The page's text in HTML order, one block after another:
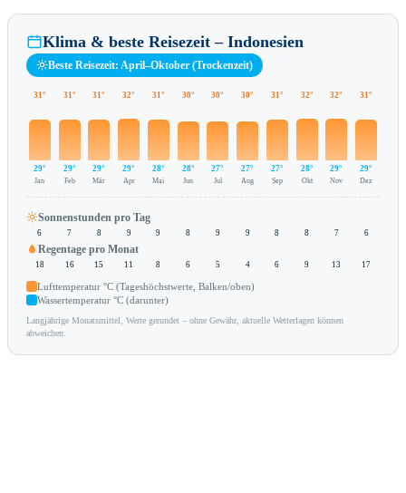
Klima & beste Reisezeit – Indonesien
Beste Reisezeit: April–Oktober (Trockenzeit)
31°
29°
Jan
31°
29°
Feb
31°
29°
Mär
32°
29°
Apr
31°
28°
Mai
30°
28°
Jun
30°
27°
Jul
30°
27°
Aug
31°
27°
Sep
32°
28°
Okt
32°
29°
Nov
31°
29°
Dez
Sonnenstunden pro Tag
6 7 8 9 9 8 9 9 8 8 7 6
Regentage pro Monat
18 16 15 11 8 6 5 4 6 9 13 17
Lufttemperatur °C (Tageshöchstwerte, Balken/oben)
Wassertemperatur °C (darunter)
Langjährige Monatsmittel, Werte gerundet – ohne Gewähr, aktuelle Wetterlagen können
abweichen.